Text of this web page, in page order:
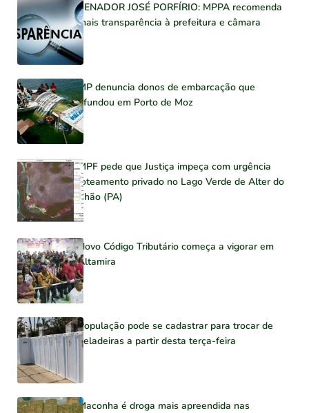
SENADOR JOSÉ PORFÍRIO: MPPA recomenda
mais transparência à prefeitura e câmara
MP denuncia donos de embarcação que
afundou em Porto de Moz
MPF pede que Justiça impeça com urgência
loteamento privado no Lago Verde de Alter do
Chão (PA)
Novo Código Tributário começa a vigorar em
Altamira
População pode se cadastrar para trocar de
geladeiras a partir desta terça-feira
Maconha é droga mais apreendida nas